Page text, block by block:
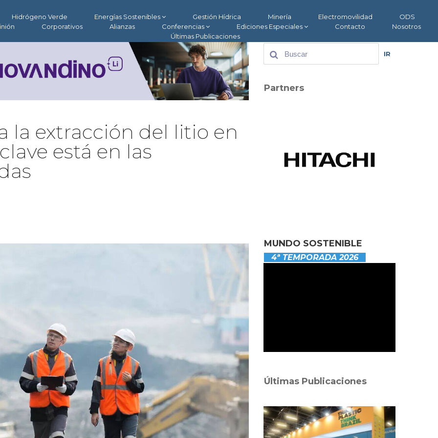
Hidrógeno Verde Energías Sostenibles Gestión Hídrica Minería Electromovilidad
ODS
Corporativos Alianzas Conferencias Ediciones Especiales Contacto
Nosotros
Últimas Publicaciones
la extracción del litio en
está en las
IR
Partners
MUNDO SOSTENIBLE
4ª TEMPORADA 2026
Últimas Publicaciones